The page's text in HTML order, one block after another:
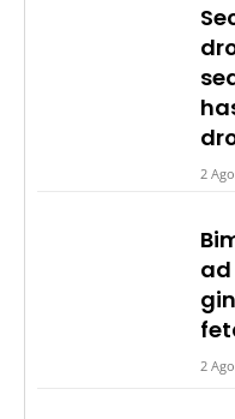
2
ad
2